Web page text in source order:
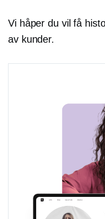
Vi håper du vil få
av kunder.